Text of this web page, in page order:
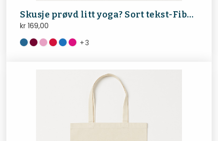
Skusje prøvd litt yoga? Sort tekst-FibroNorge
kr 169,00
+3